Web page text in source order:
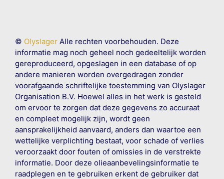
© OlyslagerAlle rechten voorbehouden. Deze
informatie mag noch geheel noch gedeeltelijk worden
gereproduceerd, opgeslagen in een database of op
andere manieren worden overgedragen zonder
voorafgaande schriftelijke toestemming van Olyslager
Organisation B.V. Hoewel alles in het werk is gesteld
om ervoor te zorgen dat deze gegevens zo accuraat
en compleet mogelijk zijn, wordt geen
aansprakelijkheid aanvaard, anders dan waartoe een
wettelijke verplichting bestaat, voor schade of verlies
veroorzaakt door fouten of omissies in de verstrekte
informatie. Door deze olieaanbevelingsinformatie te
raadplegen en te gebruiken erkent de gebruiker dat